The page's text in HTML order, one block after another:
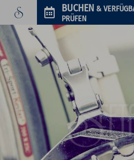
BUCHEN &
PRÜFEN